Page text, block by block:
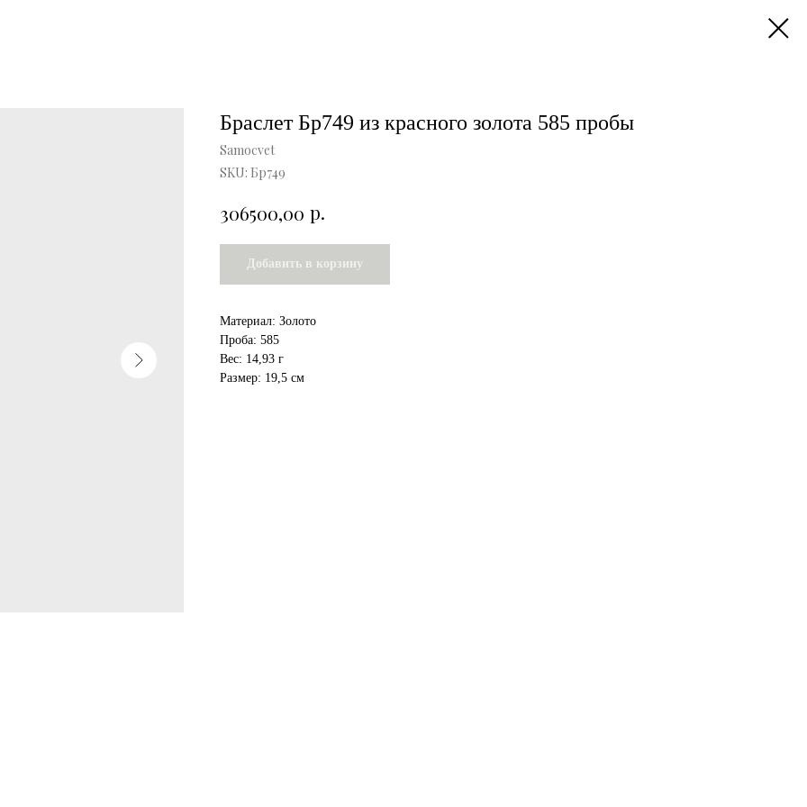
Браслет Бр749 из красного золота 585 пробы
Samocvet
SKU: Бр749
306500,00 р.
Добавить в корзину
Материал: Золото
Проба: 585
Вес: 14,93 г
Размер: 19,5 см